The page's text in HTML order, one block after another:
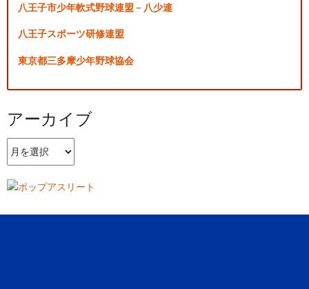
八王子市少年軟式野球連盟 – 八少連
八王子スポーツ研修連盟
東京都三多摩少年野球協会
アーカイブ
ー
イ